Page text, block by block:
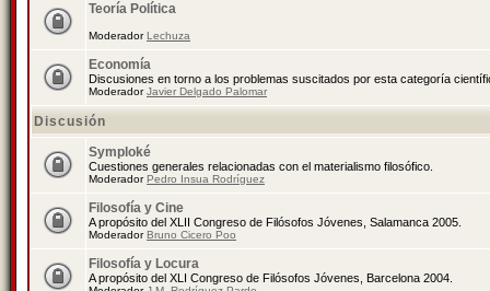
Teoría Política
ModeradorLechuza
Economía
Discusiones en torno a los problemas suscitados por esta categoría
ModeradorJavier Delgado Palomar
Discusión
Symploké
Cuestiones generales relacionadas con el materialismo filosófico.
ModeradorPedro Insua Rodríguez
Filosofía y Cine
A propósito del XLII Congreso de Filósofos Jóvenes, Salamanca 2005.
ModeradorBruno Cicero Poo
Filosofía y Locura
A propósito del XLI Congreso de Filósofos Jóvenes, Barcelona 2004.